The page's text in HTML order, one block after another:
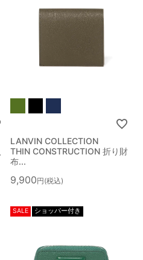
LANVIN COLLECTION
THIN CONSTRUCTION 折り財
布...
9,900 税込
SALE ショッパー付き